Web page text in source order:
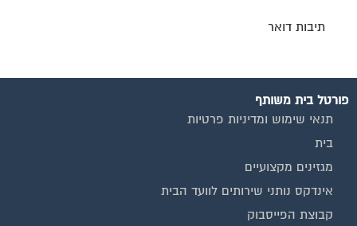
תיבות דואר
פורטל בית משותף
תנאי שימוש ומדיניות פרטיות
בית
מגזינים מקצועיים
אינדקס נותני שירותים לוועד הבית
קבוצת הפייסבוק